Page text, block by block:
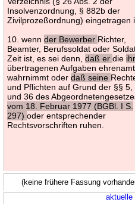
Insolvenzordnung, § 882b der
Zivilprozeßordnung) eingetragen
10. wennder Bewerber Richter,
Beamter, Berufssoldat oder
Zeit ist, es sei denn,daß erdie
übertragenen Aufgaben
wahrnimmt oderdaß seine
und Pflichten auf Grund der §§ 5,
und 36 des
vom 18. Februar 1977 (BGBl. I S.
297)oder entsprechender
Rechtsvorschriften ruhen.
(keine frühere Fassung
aktuelle